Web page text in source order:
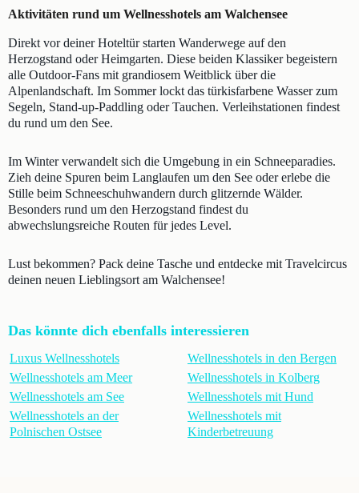
Aktivitäten rund um Wellnesshotels am Walchensee
Direkt vor deiner Hoteltür starten Wanderwege auf den
Herzogstand oder Heimgarten. Diese beiden Klassiker begeistern
alle Outdoor-Fans mit grandiosem Weitblick über die
Alpenlandschaft. Im Sommer lockt das türkisfarbene Wasser zum
Segeln, Stand-up-Paddling oder Tauchen. Verleihstationen findest
du rund um den See.
Im Winter verwandelt sich die Umgebung in ein Schneeparadies.
Zieh deine Spuren beim Langlaufen um den See oder erlebe die
Stille beim Schneeschuhwandern durch glitzernde Wälder.
Besonders rund um den Herzogstand findest du
abwechslungsreiche Routen für jedes Level.
Lust bekommen? Pack deine Tasche und entdecke mit Travelcircus
deinen neuen Lieblingsort am Walchensee!
Das könnte dich ebenfalls interessieren
Luxus Wellnesshotels
Wellnesshotels am Meer
Wellnesshotels am See
Wellnesshotels an der
Polnischen Ostsee
Wellnesshotels in den Bergen
Wellnesshotels in Kolberg
Wellnesshotels mit Hund
Wellnesshotels mit
Kinderbetreuung